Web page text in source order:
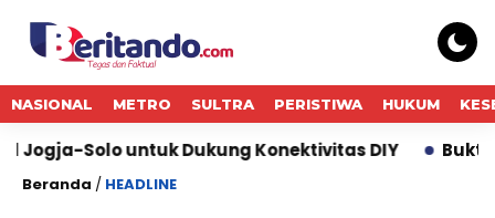
NASIONAL METRO SULTRA PERISTIWA HUKUM
untuk Dukung Konektivitas DIY Bukti Komitmen
Beranda / HEADLINE